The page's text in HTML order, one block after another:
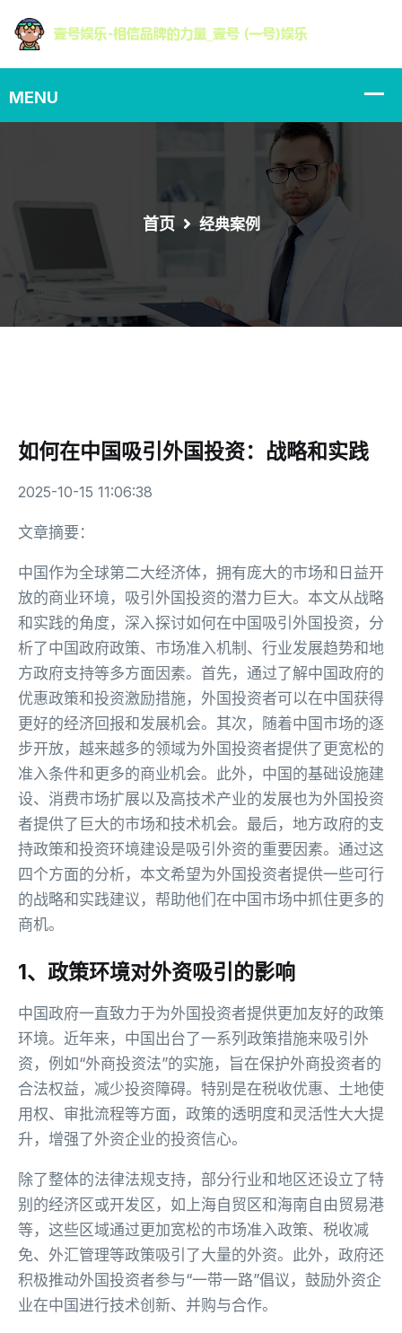
首页 经典案例
如何在中国吸引外国投资：战略和实践
2025-10-15 11:06:38
文章摘要：
中国作为全球第二大经济体，拥有庞大的市场和日益开
放的商业环境，吸引外国投资的潜力巨大。本文从战略
和实践的角度，深入探讨如何在中国吸引外国投资，分
析了中国政府政策、市场准入机制、行业发展趋势和地
方政府支持等多方面因素。首先，通过了解中国政府的
优惠政策和投资激励措施，外国投资者可以在中国获得
更好的经济回报和发展机会。其次，随着中国市场的逐
步开放，越来越多的领域为外国投资者提供了更宽松的
准入条件和更多的商业机会。此外，中国的基础设施建
设、消费市场扩展以及高技术产业的发展也为外国投资
者提供了巨大的市场和技术机会。最后，地方政府的支
持政策和投资环境建设是吸引外资的重要因素。通过这
四个方面的分析，本文希望为外国投资者提供一些可行
的战略和实践建议，帮助他们在中国市场中抓住更多的
商机。
1、政策环境对外资吸引的影响
中国政府一直致力于为外国投资者提供更加友好的政策
环境。近年来，中国出台了一系列政策措施来吸引外
资，例如“外商投资法”的实施，旨在保护外商投资者的
合法权益，减少投资障碍。特别是在税收优惠、土地使
用权、审批流程等方面，政策的透明度和灵活性大大提
升，增强了外资企业的投资信心。
除了整体的法律法规支持，部分行业和地区还设立了特
别的经济区或开发区，如上海自贸区和海南自由贸易港
等，这些区域通过更加宽松的市场准入政策、税收减
免、外汇管理等政策吸引了大量的外资。此外，政府还
积极推动外国投资者参与“一带一路”倡议，鼓励外资企
业在中国进行技术创新、并购与合作。